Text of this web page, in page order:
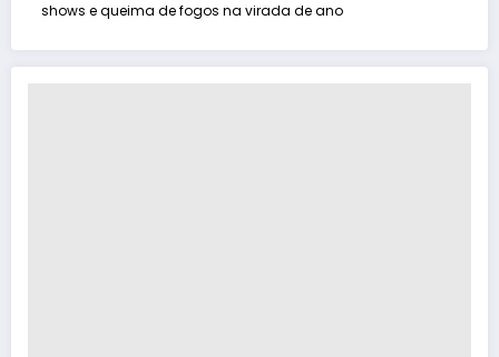
shows e queima de fogos na virada de ano